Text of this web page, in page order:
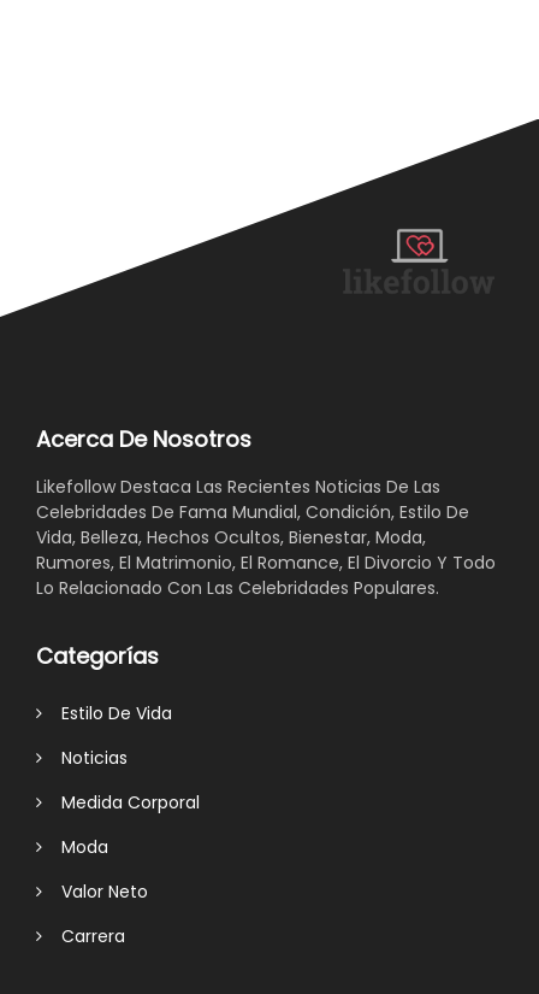
Acerca De Nosotros
Likefollow Destaca Las Recientes Noticias De Las
Celebridades De Fama Mundial, Condición, Estilo De
Vida, Belleza, Hechos Ocultos, Bienestar, Moda,
Rumores, El Matrimonio, El Romance, El Divorcio Y Todo
Lo Relacionado Con Las Celebridades Populares.
Categorías
Estilo De Vida
Noticias
Medida Corporal
Moda
Valor Neto
Carrera